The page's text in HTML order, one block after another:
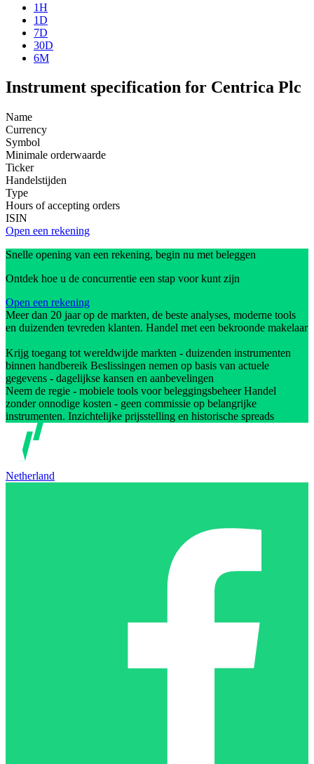
1H
1D
7D
30D
6M
Instrument specification for Centrica Plc
Name
Currency
Symbol
Minimale orderwaarde
Ticker
Handelstijden
Type
Hours of accepting orders
ISIN
Open een rekening
Snelle opening van een rekening, begin nu met beleggen
Ontdek hoe u de concurrentie een stap voor kunt zijn
Open een rekening
Meer dan 20 jaar op de markten, de beste analyses, moderne tools
en duizenden tevreden klanten. Handel met een bekroonde makelaar
Krijg toegang tot wereldwijde markten - duizenden instrumenten
binnen handbereik Beslissingen nemen op basis van actuele
gegevens - dagelijkse kansen en aanbevelingen
Neem de regie - mobiele tools voor beleggingsbeheer Handel
zonder onnodige kosten - geen commissie op belangrijke
instrumenten. Inzichtelijke prijsstelling en historische spreads
Netherland